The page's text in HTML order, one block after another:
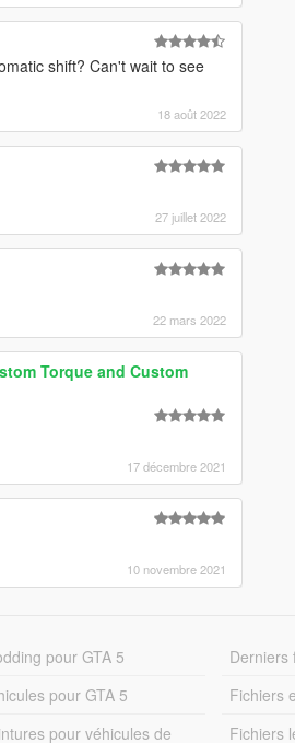
shift? Can't wait to see
18 août 2022
27 juillet 2022
22 mars 2022
Torque and Custom
17 décembre 2021
10 novembre 2021
pour GTA 5
pour GTA 5
pour véhicules de
Derniers
Fichiers
Fichiers